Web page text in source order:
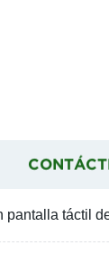
pantalla táctil